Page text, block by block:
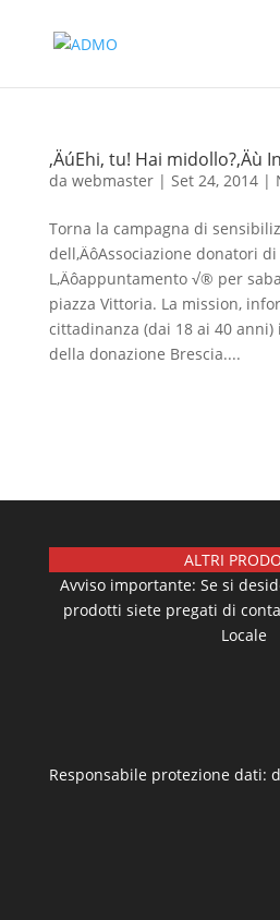
‚ÄúEhi, tu! Hai midollo?‚Äù
da webmaster| Set 24, 2014|
Torna la campagna di
dell‚ÄôAssociazione donatori
L‚Äôappuntamento √® per
piazza Vittoria. La mission,
cittadinanza (dai 18 ai 40
della donazione Brescia....
ALTRI
Avviso importante: Se si
prodotti siete pregati di
Locale
Responsabile protezione dati: